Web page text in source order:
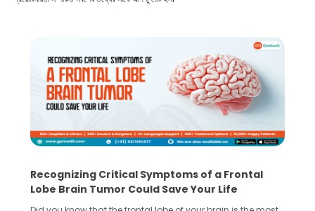
What You Need to Know Before Taking the
Step Towards IVF Without Husband’s Consent